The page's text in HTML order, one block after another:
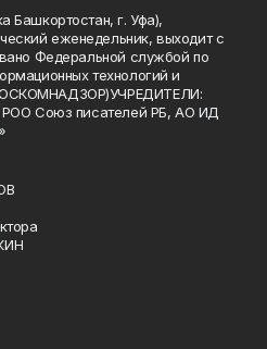
Башкортостан, г. Уфа),
еженедельник, выходит с
Федеральной службой по
технологий и
РОО Союз писателей РБ, АО ИД